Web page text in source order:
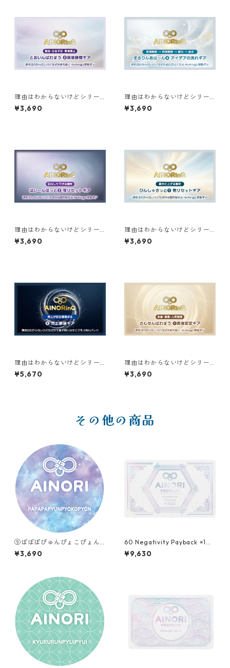
理由はわからないけどシリー
ズ【F】｜なぜか落ち着く とお
いんぱわすう❷深層静穏ギア
¥3,690
理由はわからないけどシリー
ズ【C】｜なぜか流れがよくな
る するりんあは〜ん❹アイデ
¥3,690
理由はわからないけどシリー
ズ【B】｜なぜか充電回復する
ぱい〜んほっと❷夜リセット
¥3,690
理由はわからないけどシリー
ズ【B】｜なぜか充電回復する
ぴんしゃきっと❶朝リセット
¥3,690
理由はわからないけどシリー
ズ【D】｜なぜか仕事が回り出
すビジネス特化パック ❷売上
¥5,670
理由はわからないけどシリー
ズ【F】｜なぜか落ち着く きん
せんぱわすう❶表層安定ギア
¥3,690
その他の商品
⑨ぱぱぱぴゅんぴょこぴょん
（PAPAPAPYUNPYOKOPYO
N）
¥3,690
60 Negativity Payback ×10
0
¥9,630